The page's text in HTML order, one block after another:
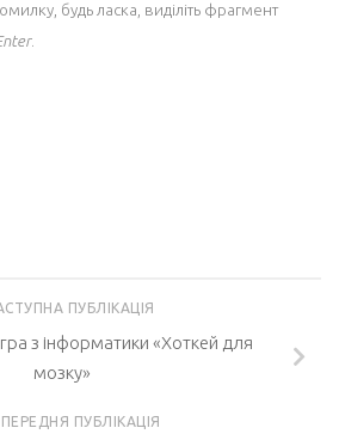
будь ласка, виділіть фрагмент
.
ПУБЛІКАЦІЯ
з інформатики «Хоткей для
мозку»
ПУБЛІКАЦІЯ